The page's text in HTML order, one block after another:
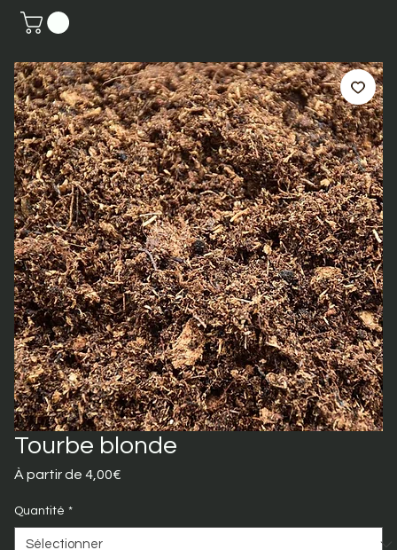
Tourbe blonde
À partir de4,00€
Quantité *